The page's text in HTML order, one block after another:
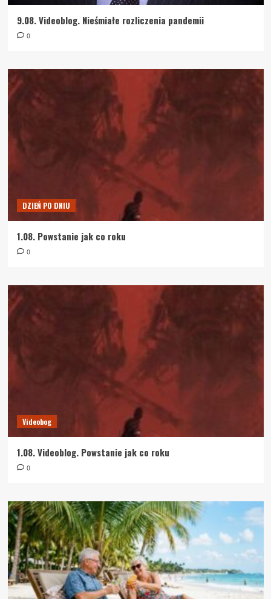
9.08. Videoblog. Nieśmiałe rozliczenia pandemii
0
DZIEŃ PO DNIU
1.08. Powstanie jak co roku
0
Videobog
1.08. Videoblog. Powstanie jak co roku
0